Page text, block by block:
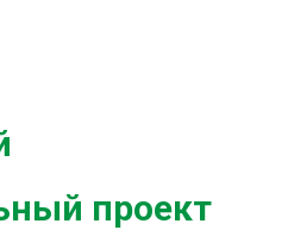
проект